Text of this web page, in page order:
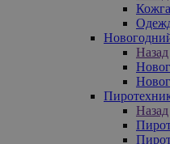
Назад
Назад